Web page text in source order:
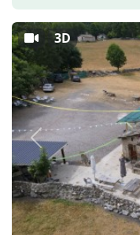
Anterior
3D